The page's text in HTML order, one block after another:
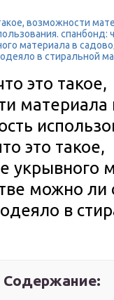
возможности
спанбонд:
материала в
в стиральной
это такое,
материала
это такое,
укрывного
можно ли
в
Содержание: